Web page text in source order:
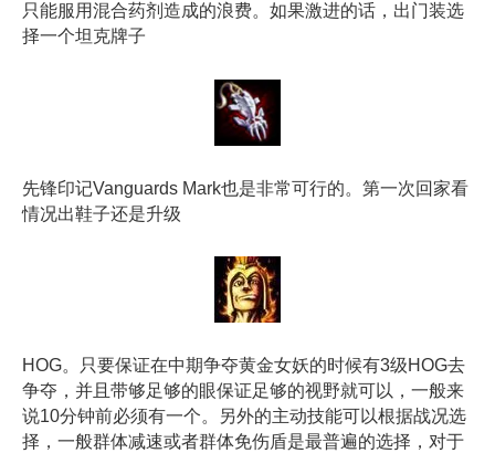
只能服用混合药剂造成的浪费。如果激进的话，出门装选
择一个坦克牌子
先锋印记Vanguards Mark也是非常可行的。第一次回家看
情况出鞋子还是升级
HOG。只要保证在中期争夺黄金女妖的时候有3级HOG去
争夺，并且带够足够的眼保证足够的视野就可以，一般来
说10分钟前必须有一个。另外的主动技能可以根据战况选
择，一般群体减速或者群体免伤盾是最普遍的选择，对于